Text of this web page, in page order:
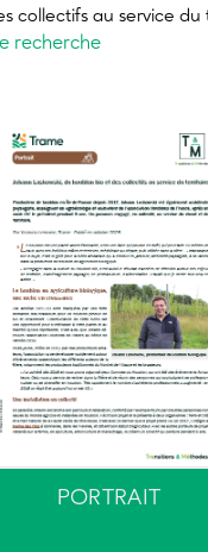
collectifs au service du
recherche
PORTRAIT